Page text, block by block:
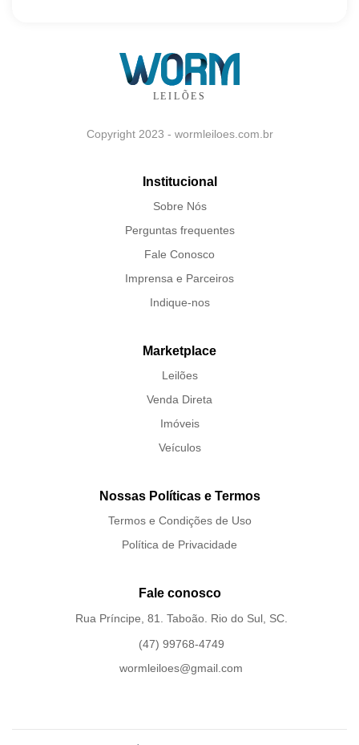
Copyright 2023 - wormleiloes.com.br
Institucional
Sobre Nós
Perguntas frequentes
Fale Conosco
Imprensa e Parceiros
Indique-nos
Marketplace
Leilões
Venda Direta
Imóveis
Veículos
Nossas Políticas e Termos
Termos e Condições de Uso
Política de Privacidade
Fale conosco
Rua Príncipe, 81. Taboão. Rio do Sul, SC.
(47) 99768-4749
wormleiloes@gmail.com